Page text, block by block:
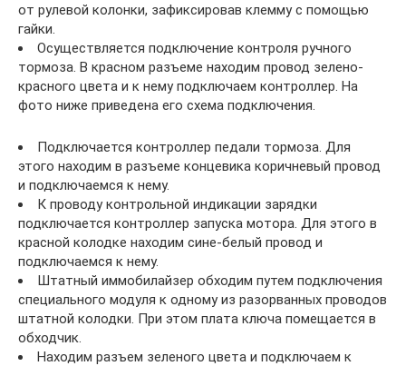
от рулевой колонки, зафиксировав клемму с помощью
гайки.
Осуществляется подключение контроля ручного
тормоза. В красном разъеме находим провод зелено-
красного цвета и к нему подключаем контроллер. На
фото ниже приведена его схема подключения.
Подключается контроллер педали тормоза. Для
этого находим в разъеме концевика коричневый провод
и подключаемся к нему.
К проводу контрольной индикации зарядки
подключается контроллер запуска мотора. Для этого в
красной колодке находим сине-белый провод и
подключаемся к нему.
Штатный иммобилайзер обходим путем подключения
специального модуля к одному из разорванных проводов
штатной колодки. При этом плата ключа помещается в
обходчик.
Находим разъем зеленого цвета и подключаем к